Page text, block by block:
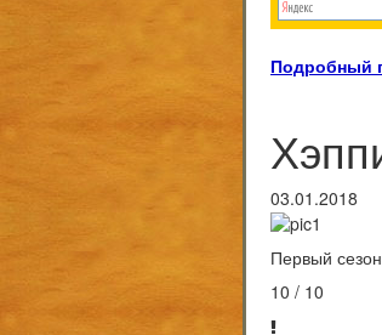
Подробный
03.01.2018
Первый
10 / 10